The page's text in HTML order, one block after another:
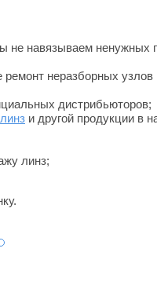
не навязываем ненужных
неразборных
дистрибьюторов;
и другой продукции в
линз;